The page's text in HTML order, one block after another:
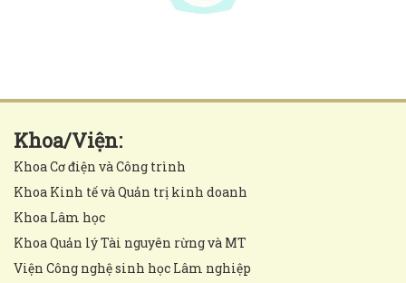
Khoa/Viện:
Khoa Cơ điện và Công trình
Khoa Kinh tế và Quản trị kinh doanh
Khoa Lâm học
Khoa Quản lý Tài nguyên rừng và MT
Viện Công nghệ sinh học Lâm nghiệp